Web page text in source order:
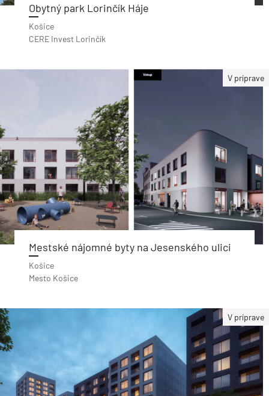
Obytný park Lorinčík Háje
Košice
CERE Invest Lorinčík
V príprave
Mestské nájomné byty na Jesenského ulici
Košice
Mesto Košice
V príprave